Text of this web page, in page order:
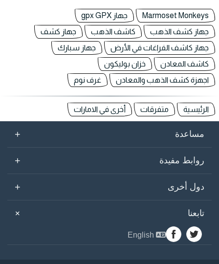
Marmoset Monkeys
جهاز gpx GPX
جهاز كشف الذهب
كاشف الذهب
جهاز كشف
جهاز كاشف الفراغات في الأرض
جهاز سبارك
كاشف المعادن
خزان بوليكون
اجهزة كشف الذهب والمعادن
غرف نوم
الرئيسية متفرقات أخرى في الامارات
مساعدة +
روابط مفيدة +
دول أخرى +
تابعنا +